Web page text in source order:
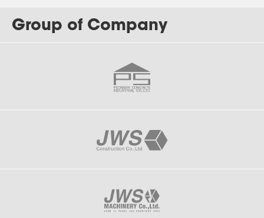
Group of Company